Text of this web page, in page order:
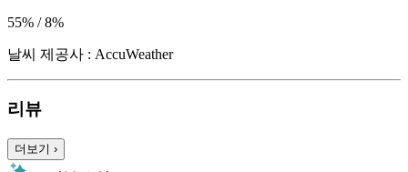
55% / 8%
날씨 제공사 : AccuWeather
리뷰
더보기 ›